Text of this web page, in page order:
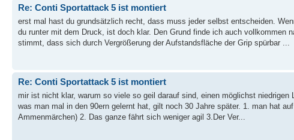
Re: Conti Sportattack 5 ist montiert
erst mal hast du grundsätzlich recht, dass muss jeder selbst entscheiden.
du runter mit dem Druck, ist doch klar. Den Grund finde ich auch vollkommen
stimmt, dass sich durch Vergrößerung der Aufstandsfläche der Grip spürbar ...
Re: Conti Sportattack 5 ist montiert
mir ist nicht klar, warum so viele so geil darauf sind, einen möglichst niedrigen
was man mal in den 90ern gelernt hat, gilt noch 30 Jahre später. 1. man hat
Ammenmärchen) 2. Das ganze fährt sich weniger agil 3.Der Ver...